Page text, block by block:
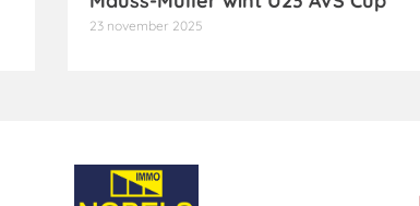
23 november 2025